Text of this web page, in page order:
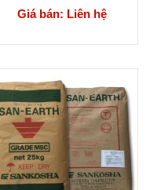
Giá bán: Liên hệ